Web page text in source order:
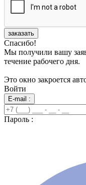
заказать
Спасибо!
Мы получили вашу
течение рабочего дня.
Это окно закроется
Войти
E-mail :
Пароль :